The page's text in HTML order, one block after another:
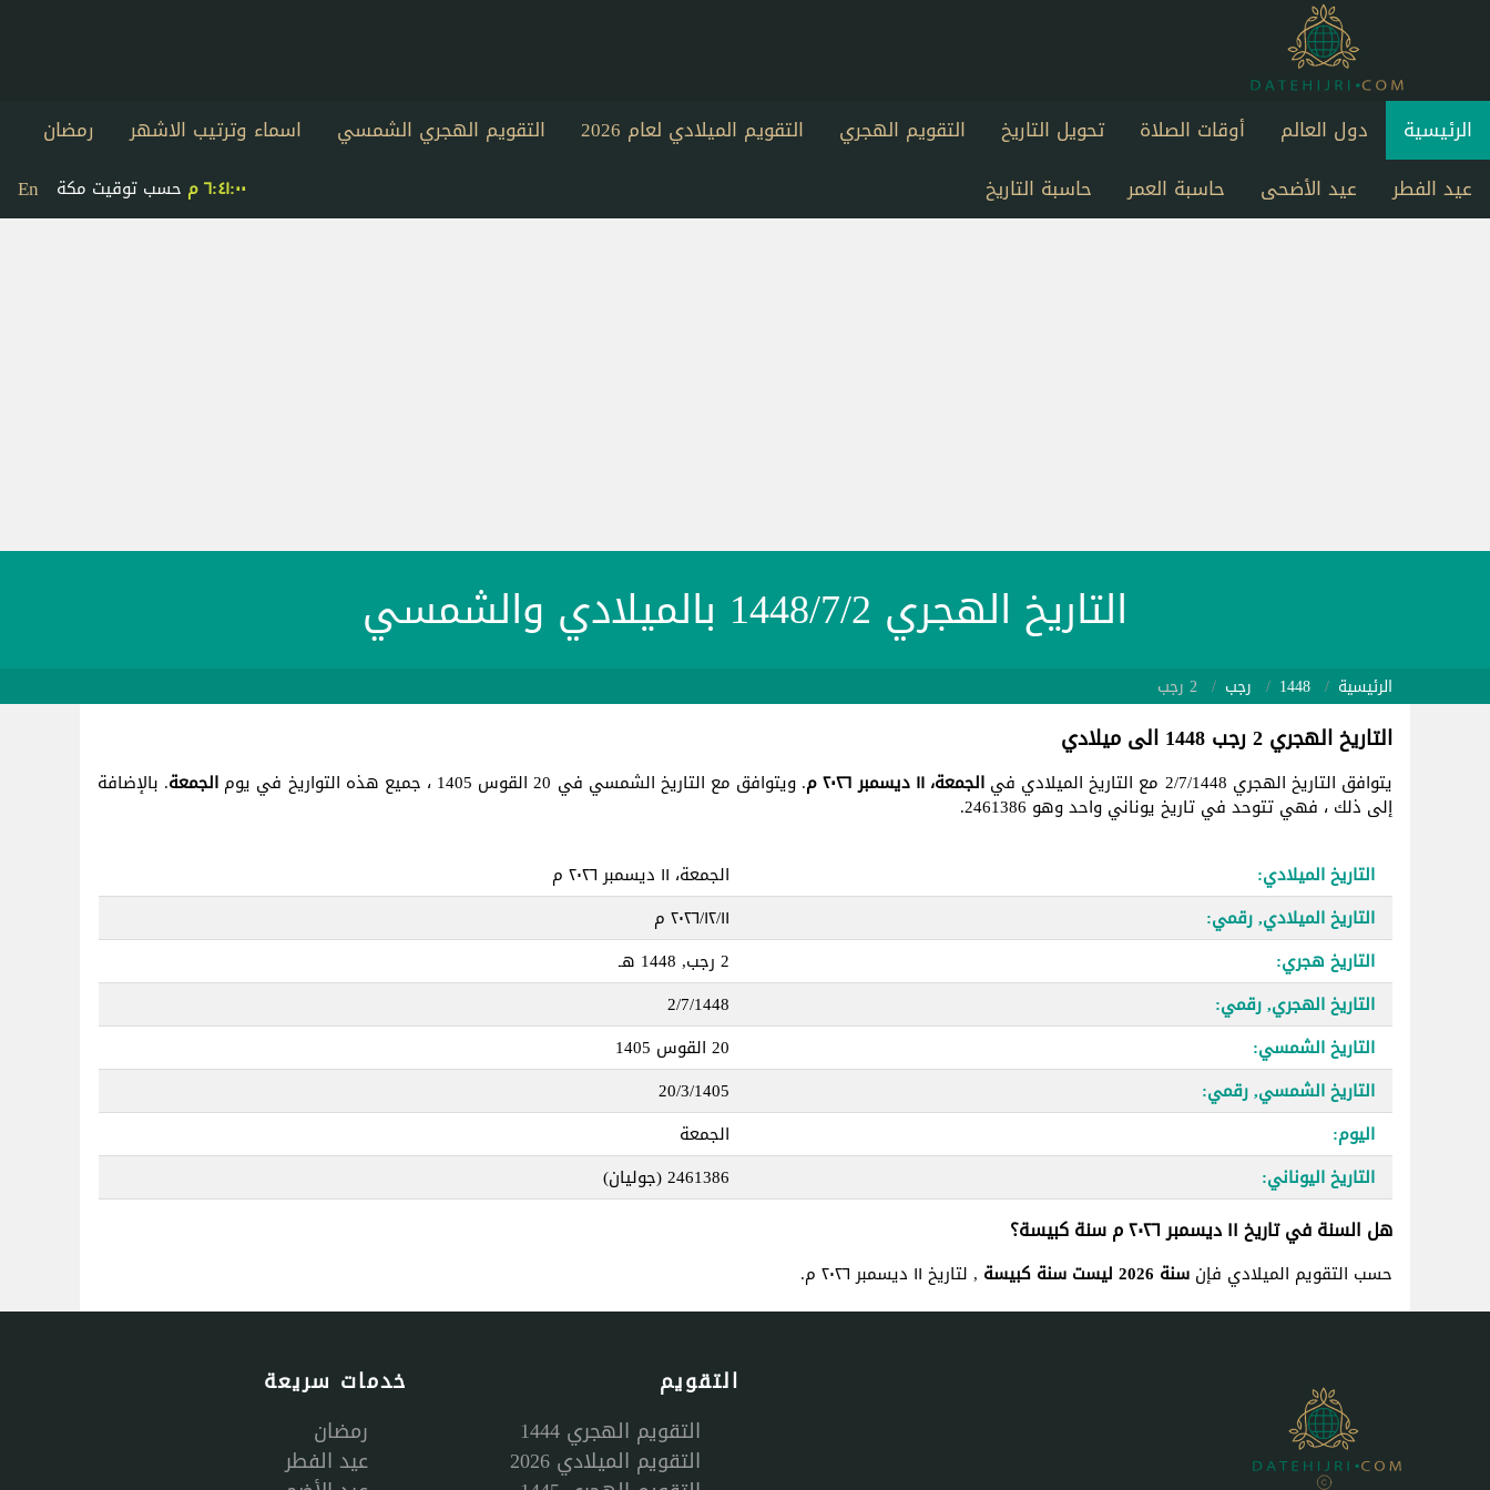
الرئيسية دول العالم أوقات الصلاة تحويل التاريخ التقويم الهجري التقويم الميلادي لعام 2026 التقويم الهجري الشمسي اسماء وترتيب الاشهر
رمضان
عيد الفطر
عيد الأضحى حاسبة العمر حاسبة التاريخ En ٦:٤١:٠٠ م حسب توقيت مكة
التاريخ الهجري 1448/7/2 بالميلادي والشمسي
الرئيسية 1448 رجب 2 رجب
التاريخ الهجري 2 رجب 1448 الى ميلادي
يتوافق التاريخ الهجري 2/7/1448 مع التاريخ الميلادي في الجمعة، ١١ ديسمبر ٢٠٢٦ م . ويتوافق مع التاريخ الشمسي في 20 القوس 1405 ، جميع هذه التواريخ في يوم الجمعة. بالإضافة
إلى ذلك ، فهي تتوحد في تاريخ يوناني واحد وهو 2461386.
التاريخ الميلادي:
الجمعة، ١١ ديسمبر ٢٠٢٦ م
التاريخ الميلادي, رقمي:
١١‏/١٢‏/٢٠٢٦ م
التاريخ هجري:
2 رجب, 1448 هـ
التاريخ الهجري, رقمي:
2/7/1448
التاريخ الشمسي:
20 القوس 1405
التاريخ الشمسي, رقمي:
20/3/1405
اليوم:
الجمعة
التاريخ اليوناني:
2461386(جوليان)
هل السنة في تاريخ ١١ ديسمبر ٢٠٢٦ م سنة كبيسة؟
حسب التقويم الميلادي فإن سنة 2026 ليست سنة كبيسة , لتاريخ ١١ ديسمبر ٢٠٢٦ م.
التقويم
التقويم الهجري 1444
التقويم الميلادي 2026
خدمات سريعة
رمضان
عيد الفطر